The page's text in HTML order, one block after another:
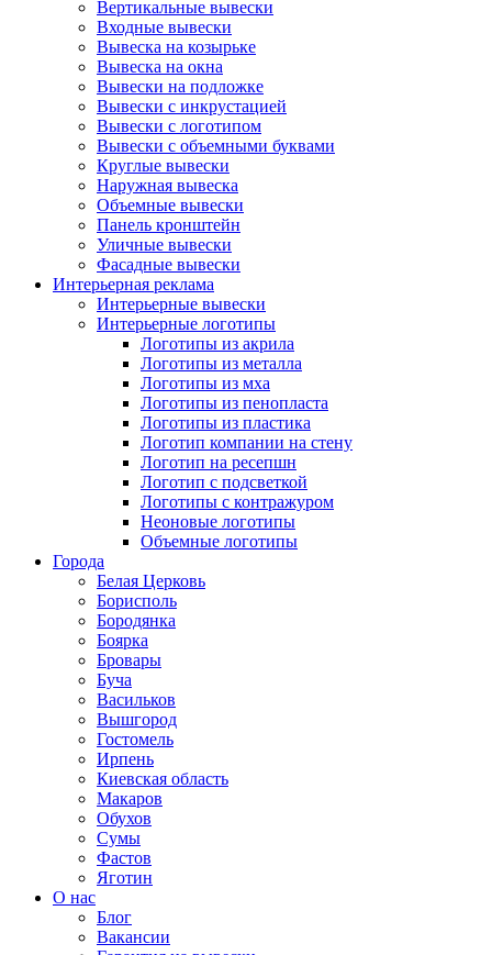
Вертикальные вывески
Входные вывески
Вывеска на козырьке
Вывеска на окна
Вывески на подложке
Вывески с инкрустацией
Вывески с логотипом
Вывески с объемными буквами
Круглые вывески
Наружная вывеска
Объемные вывески
Панель кронштейн
Уличные вывески
Фасадные вывески
Интерьерная реклама
Интерьерные вывески
Интерьерные логотипы
Логотипы из акрила
Логотипы из металла
Логотипы из мха
Логотипы из пенопласта
Логотипы из пластика
Логотип компании на стену
Логотип на ресепшн
Логотип с подсветкой
Логотипы с контражуром
Неоновые логотипы
Объемные логотипы
Города
Белая Церковь
Борисполь
Бородянка
Боярка
Бровары
Буча
Васильков
Вышгород
Гостомель
Ирпень
Киевская область
Макаров
Обухов
Сумы
Фастов
Яготин
О нас
Блог
Вакансии